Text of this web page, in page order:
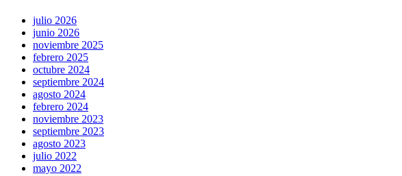
julio 2026
junio 2026
noviembre 2025
febrero 2025
octubre 2024
septiembre 2024
agosto 2024
febrero 2024
noviembre 2023
septiembre 2023
agosto 2023
julio 2022
mayo 2022